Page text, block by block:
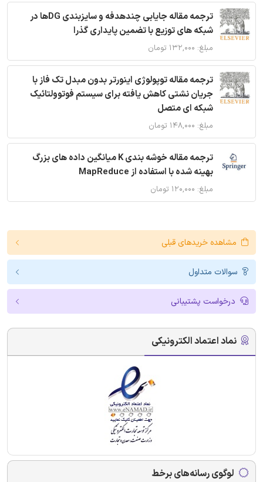
ترجمه مقاله جایابی چندهدفه و سایزبندی DGها در
شبکه های توزیع با تضمین پایداری گذرا
مبلغ: ۱۳۲,۰۰۰ تومان
ترجمه مقاله توپولوژی اینورتر بدون مبدل تک فاز با
جریان نشتی کاهش یافته برای سیستم فوتوولتائیک
شبکه ای متصل
مبلغ: ۱۴۸,۰۰۰ تومان
ترجمه مقاله خوشه بندی K میانگین داده های بزرگ
بهینه شده با استفاده از MapReduce
مبلغ: ۱۲۰,۰۰۰ تومان
مشاهده خریدهای قبلی
سوالات متداول
درخواست پشتیبانی
نماد اعتماد الکترونیکی
لوگوی رسانه‌های برخط